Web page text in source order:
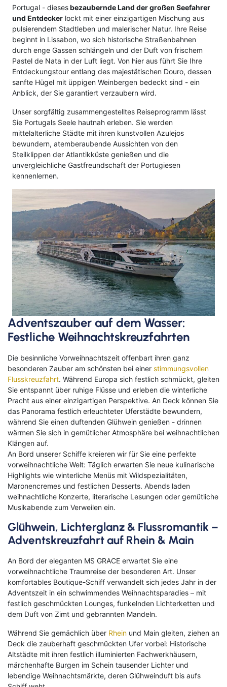
Portugal - diesesbezaubernde Land der großen Seefahrer
und Entdecker lockt mit einer einzigartigen Mischung aus
pulsierendem Stadtleben und malerischer Natur. Ihre Reise
beginnt in Lissabon, wo sich historische Straßenbahnen
durch enge Gassen schlängeln und der Duft von frischem
Pastel de Nata in der Luft liegt. Von hier aus führt Sie Ihre
Entdeckungstour entlang des majestätischen Douro, dessen
sanfte Hügel mit üppigen Weinbergen bedeckt sind - ein
Anblick, der Sie garantiert verzaubern wird.
Unser sorgfältig zusammengestelltes Reiseprogramm lässt
Sie Portugals Seele hautnah erleben. Sie werden
mittelalterliche Städte mit ihren kunstvollen Azulejos
bewundern, atemberaubende Aussichten von den
Steilklippen der Atlantikküste genießen und die
unvergleichliche Gastfreundschaft der Portugiesen
kennenlernen.
Adventszauber auf dem Wasser:
Festliche Weihnachtskreuzfahrten
Die besinnliche Vorweihnachtszeit offenbart ihren ganz
besonderen Zauber am schönsten bei einer stimmungsvollen
Flusskreuzfahrt. Während Europa sich festlich schmückt, gleiten
Sie entspannt über ruhige Flüsse und erleben die winterliche
Pracht aus einer einzigartigen Perspektive. An Deck können Sie
das Panorama festlich erleuchteter Uferstädte bewundern,
während Sie einen duftenden Glühwein genießen - drinnen
wärmen Sie sich in gemütlicher Atmosphäre bei weihnachtlichen
Klängen auf.
An Bord unserer Schiffe kreieren wir für Sie eine perfekte
vorweihnachtliche Welt: Täglich erwarten Sie neue kulinarische
Highlights wie winterliche Menüs mit Wildspezialitäten,
Maronencremes und festlichen Desserts. Abends laden
weihnachtliche Konzerte, literarische Lesungen oder gemütliche
Musikabende zum Verweilen ein.
Glühwein, Lichterglanz & Flussromantik –
Adventskreuzfahrt auf Rhein & Main
An Bord der eleganten MS GRACE erwartet Sie eine
vorweihnachtliche Traumreise der besonderen Art. Unser
komfortables Boutique-Schiff verwandelt sich jedes Jahr in der
Adventszeit in ein schwimmendes Weihnachtsparadies – mit
festlich geschmückten Lounges, funkelnden Lichterketten und
dem Duft von Zimt und gebrannten Mandeln.
Während Sie gemächlich über Rhein und Main gleiten, ziehen an
Deck die zauberhaft geschmückten Ufer vorbei: Historische
Altstädte mit ihren festlich illuminierten Fachwerkhäusern,
märchenhafte Burgen im Schein tausender Lichter und
lebendige Weihnachtsmärkte, deren Glühweinduft bis aufs